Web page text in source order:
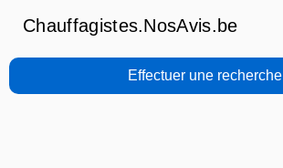
Chauffagistes.NosAvis.be
Effectuer une recherche